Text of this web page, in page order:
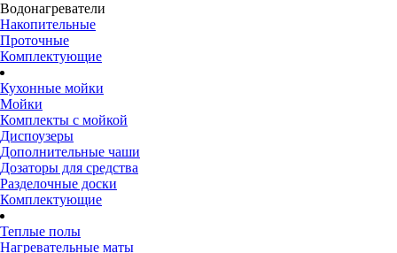
Водонагреватели
Накопительные
Проточные
Комплектующие
Кухонные мойки
Мойки
Комплекты с мойкой
Диспоузеры
Дополнительные чаши
Дозаторы для средства
Разделочные доски
Комплектующие
Теплые полы
Нагревательные маты